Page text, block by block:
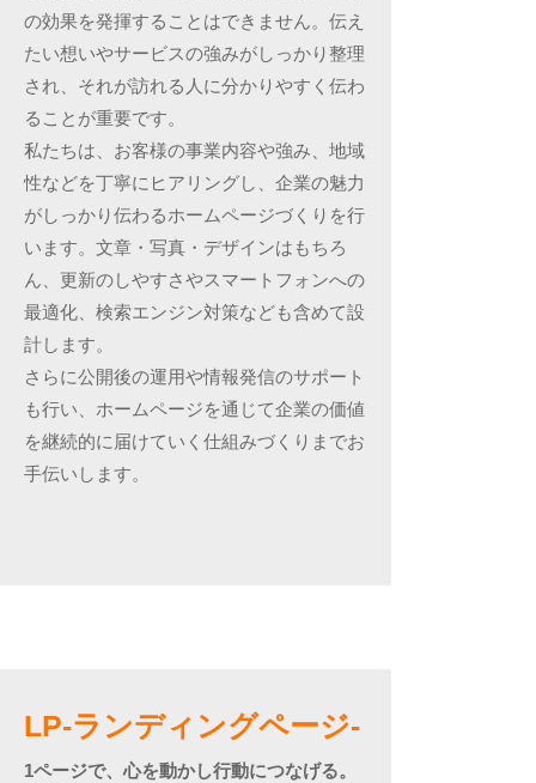
の効果を発揮することはできません。伝え
たい想いやサービスの強みがしっかり整理
され、それが訪れる人に分かりやすく伝わ
ることが重要です。
私たちは、お客様の事業内容や強み、地域
性などを丁寧にヒアリングし、企業の魅力
がしっかり伝わるホームページづくりを行
います。文章・写真・デザインはもちろ
ん、更新のしやすさやスマートフォンへの
最適化、検索エンジン対策なども含めて設
計します。
さらに公開後の運用や情報発信のサポート
も行い、ホームページを通じて企業の価値
を継続的に届けていく仕組みづくりまでお
手伝いします。
LP-ランディングページ-
1ページで、心を動かし行動につなげる。